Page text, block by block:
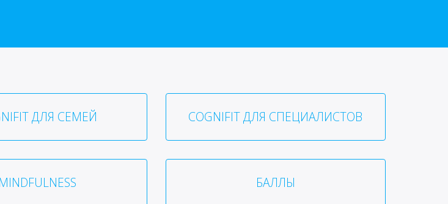
ДЛЯ СЕМЕЙ COGNIFIT ДЛЯ СПЕЦИАЛИСТОВ
MINDFULNESS БАЛЛЫ